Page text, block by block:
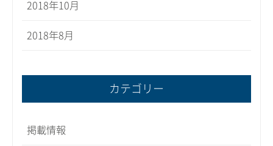
2018年10月
2018年8月
カテゴリー
掲載情報